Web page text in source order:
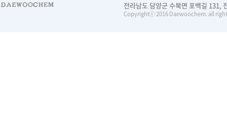
전라남도 담양군 수북면 포백길
Copyrightⓒ 2016 Daewoochem. all